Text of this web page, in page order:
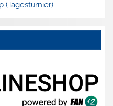
(Tagesturnier)